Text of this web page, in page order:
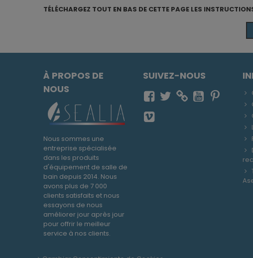
TÉLÉCHARGEZ TOUT EN BAS DE CETTE PAGE LES
À PROPOS DE
NOUS
Nous sommes une
entreprise spécialisée
dans les produits
d'équipement de salle de
bain depuis 2014. Nous
avons plus de 7 000
clients satisfaits et nous
essayons de nous
améliorer jour après jour
pour offrir le meilleur
service à nos clients.
SUIVEZ-NOUS